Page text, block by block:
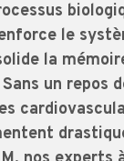
le
la
un repos